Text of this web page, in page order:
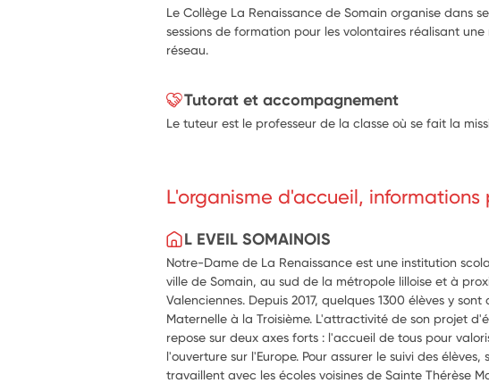
Le Collège La Renaissance de Somain organise dans
sessions de formation pour les volontaires réalisant une
réseau.
Tutorat et accompagnement
Le tuteur est le professeur de la classe où se fait la
L'organisme d'accueil, informations
L EVEIL SOMAINOIS
Notre-Dame de La Renaissance est une institution
ville de Somain, au sud de la métropole lilloise et à
Valenciennes. Depuis 2017, quelques 1300 élèves y
Maternelle à la Troisième. L'attractivité de son projet
repose sur deux axes forts : l'accueil de tous pour
l'ouverture sur l'Europe. Pour assurer le suivi des élèves,
travaillent avec les écoles voisines de Sainte Thérèse